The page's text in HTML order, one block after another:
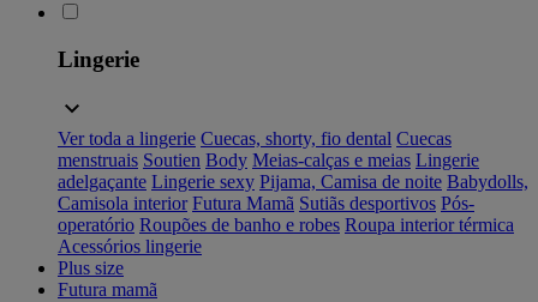
Lingerie
Ver toda a lingerie Cuecas, shorty, fio dental Cuecas
menstruais Soutien Body Meias-calças e meias Lingerie
adelgaçante Lingerie sexy Pijama, Camisa de noite Babydolls,
Camisola interior Futura Mamã Sutiãs desportivos Pós-
operatório Roupões de banho e robes Roupa interior térmica
Acessórios lingerie
Plus size
Futura mamã